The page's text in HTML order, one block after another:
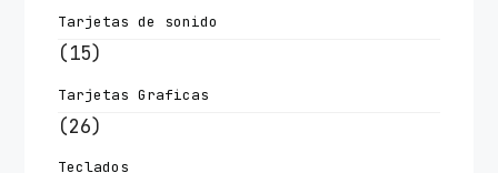
Tarjetas de sonido
(15)
Tarjetas Graficas
(26)
Teclados